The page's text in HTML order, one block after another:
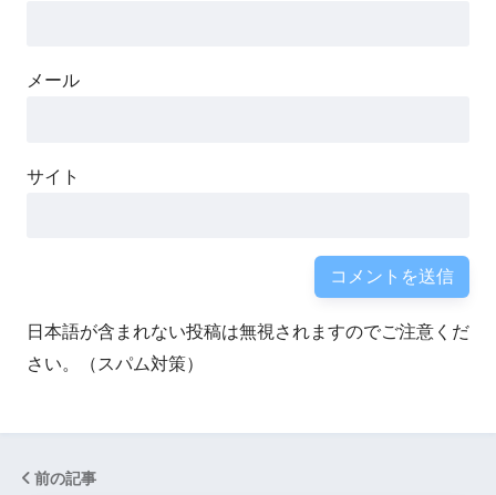
メール
サイト
日本語が含まれない投稿は無視されますのでご注意くだ
さい。（スパム対策）
前の記事